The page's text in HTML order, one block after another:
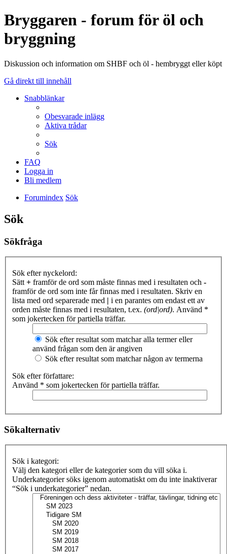
Bryggaren - forum för öl och
bryggning
Diskussion och information om SHBF och öl - hembryggt eller köpt
Gå direkt till innehåll
Snabblänkar
Obesvarade inlägg
Aktiva trådar
Sök
FAQ
Logga in
Bli medlem
Forumindex Sök
Sök
Sökfråga
Sök efter nyckelord:
Sätt + framför de ord som måste finnas med i resultaten och -
framför de ord som inte får finnas med i resultaten. Skriv en
lista med ord separerade med | i en parantes om endast ett av
orden måste finnas med i resultaten, t.ex. (ord|ord). Använd *
som jokertecken för partiella träffar.
Sök efter resultat som matchar alla termer eller
använd frågan som den är angiven
Sök efter resultat som matchar någon av termerna
Sök efter författare:
Använd * som jokertecken för partiella träffar.
Sökalternativ
Sök i kategori:
Välj den kategori eller de kategorier som du vill söka i.
Underkategorier söks igenom automatiskt om du inte inaktiverar
“Sök i underkategorier” nedan.